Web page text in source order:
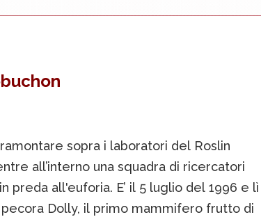
sopra i laboratori del Roslin
all’interno una squadra di ricercatori
preda all'euforia. E’ il 5 luglio del 1996 e lì
Dolly, il primo mammifero frutto di